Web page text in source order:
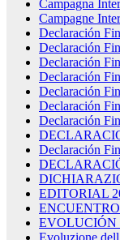
Campagna
Campagne
Declaración
Declaración
Declaración
Declaración
Declaración
Declaración
Declaración
Declaración
EDITORIAL
EVOLUCIÓN
Evoluzione